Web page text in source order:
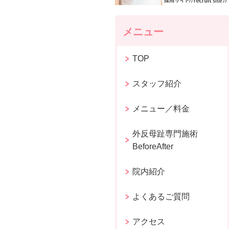
メニュー
TOP
スタッフ紹介
メニュー／料金
外反母趾専門施術
BeforeAfter
院内紹介
よくあるご質問
アクセス